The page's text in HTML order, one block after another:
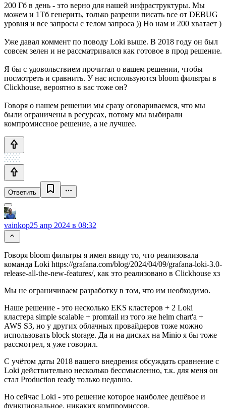
200 Гб в день - это верно для нашей инфраструктуры. Мы
можем и 1Тб генерить, только разреши писать все от DEBUG
уровня и все запросы с телом запроса )) Но нам и 200 хватает )
Уже давал коммент по поводу Loki выше. В 2018 году он был
совсем зелен и не рассматривался как готовое в прод решение.
Я бы с удовольствием прочитал о вашем решении, чтобы
посмотреть и сравнить. У нас используются bloom фильтры в
Clickhouse, вероятно в вас тоже он?
Говоря о нашем решении мы сразу оговариваемся, что мы
были ограничены в ресурсах, потому мы выбирали
компромиссное решение, а не лучшее.
Ответить
vainkop25 апр 2024 в 08:32
Говоря bloom фильтры я имел ввиду то, что реализовала
команда Loki https://grafana.com/blog/2024/04/09/grafana-loki-3.0-
release-all-the-new-features/, как это реализовано в Clickhouse хз
Мы не ограничиваем разработку в том, что им необходимо.
Наше решение - это несколько EKS кластеров + 2 Loki
кластера simple scalable + promtail из того же helm chart'а +
AWS S3, но у других облачных провайдеров тоже можно
использовать block storage. Да и на дисках на Minio я бы тоже
рассмотрел, я уже говорил.
С учётом даты 2018 вашего внедрения обсуждать сравнение с
Loki действительно несколько бессмысленно, т.к. для меня он
стал Production ready только недавно.
Но сейчас Loki - это решение которое наиболее дешёвое и
функциональное, никаких компромиссов.